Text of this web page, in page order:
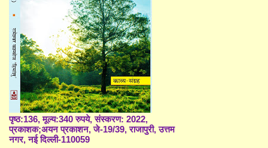
पृष्ठ:136, मूल्य:340 रुपये, संस्करण: 2022,
प्रकाशक;अयन प्रकाशन, जे-19/39, राजापुरी, उत्तम
नगर, नई दिल्ली-110059